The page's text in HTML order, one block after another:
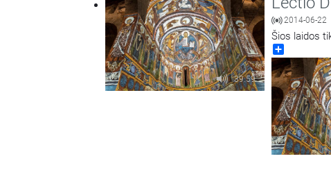
39:59
2014-06-22
Šios laidos